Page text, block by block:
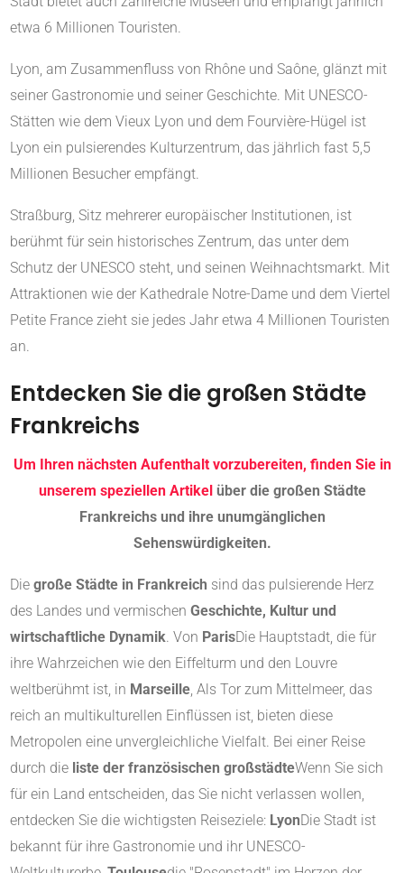
etwa 6 Millionen Touristen.
Lyon, am Zusammenfluss von Rhône und Saône, glänzt mit
seiner Gastronomie und seiner Geschichte. Mit UNESCO-
Stätten wie dem Vieux Lyon und dem Fourvière-Hügel ist
Lyon ein pulsierendes Kulturzentrum, das jährlich fast 5,5
Millionen Besucher empfängt.
Straßburg, Sitz mehrerer europäischer Institutionen, ist
berühmt für sein historisches Zentrum, das unter dem
Schutz der UNESCO steht, und seinen Weihnachtsmarkt. Mit
Attraktionen wie der Kathedrale Notre-Dame und dem Viertel
Petite France zieht sie jedes Jahr etwa 4 Millionen Touristen
an.
Entdecken Sie die großen Städte
Frankreichs
Um Ihren nächsten Aufenthalt vorzubereiten, finden Sie in
unserem speziellen Artikel über die großen Städte
Frankreichs und ihre unumgänglichen
Sehenswürdigkeiten.
Die große Städte in Frankreich sind das pulsierende Herz
des Landes und vermischen Geschichte, Kultur und
wirtschaftliche Dynamik. Von ParisDie Hauptstadt, die für
ihre Wahrzeichen wie den Eiffelturm und den Louvre
weltberühmt ist, in Marseille, Als Tor zum Mittelmeer, das
reich an multikulturellen Einflüssen ist, bieten diese
Metropolen eine unvergleichliche Vielfalt. Bei einer Reise
durch die liste der französischen großstädteWenn Sie sich
für ein Land entscheiden, das Sie nicht verlassen wollen,
entdecken Sie die wichtigsten Reiseziele: LyonDie Stadt ist
bekannt für ihre Gastronomie und ihr UNESCO-